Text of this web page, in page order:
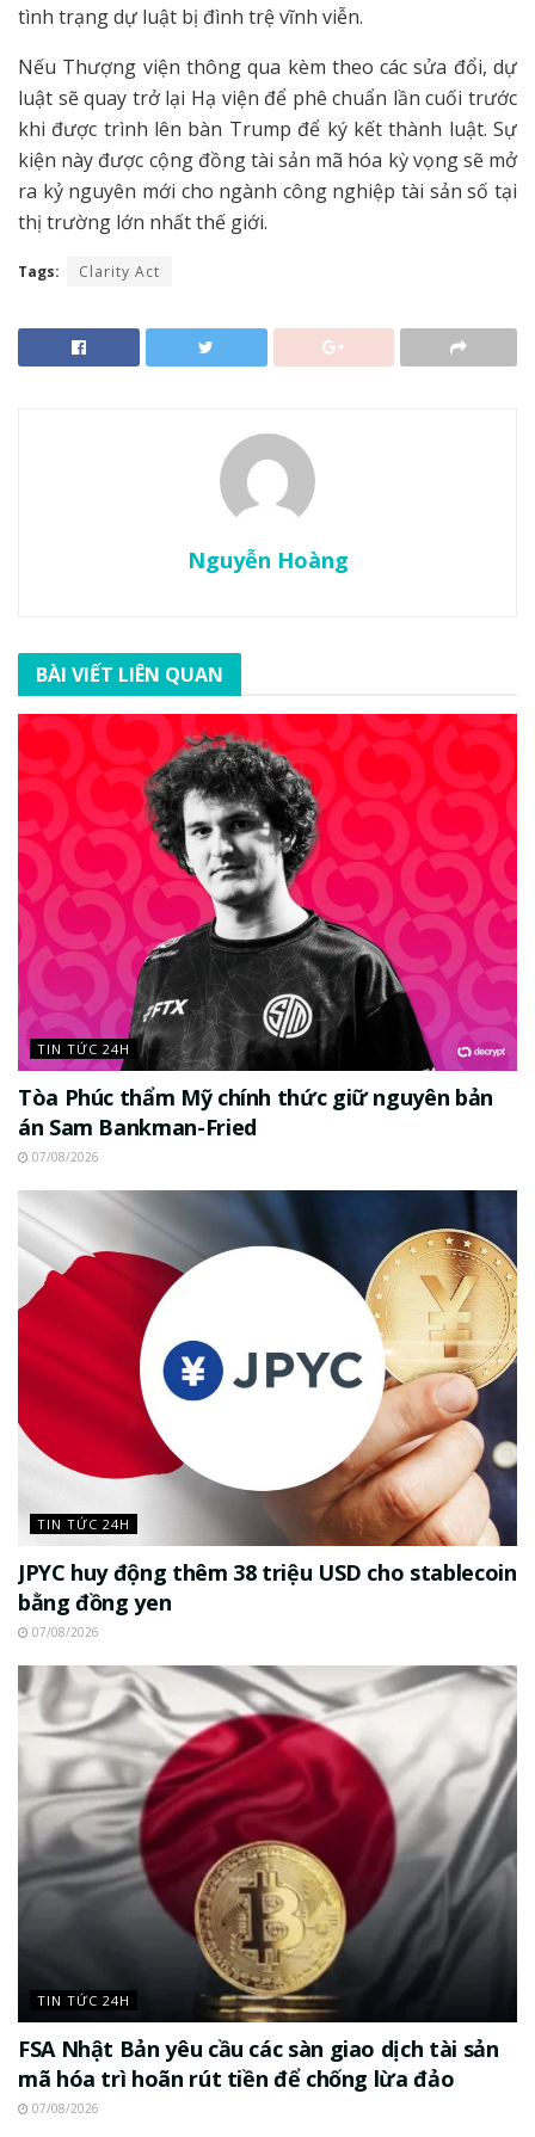
tình trạng dự luật bị đình trệ vĩnh viễn.
Nếu Thượng viện thông qua kèm theo các sửa đổi, dự
luật sẽ quay trở lại Hạ viện để phê chuẩn lần cuối trước
khi được trình lên bàn Trump để ký kết thành luật. Sự
kiện này được cộng đồng tài sản mã hóa kỳ vọng sẽ mở
ra kỷ nguyên mới cho ngành công nghiệp tài sản số tại
thị trường lớn nhất thế giới.
Tags: Clarity Act
Nguyễn Hoàng
BÀI VIẾT LIÊN QUAN
TIN TỨC 24H
Tòa Phúc thẩm Mỹ chính thức giữ nguyên bản
án Sam Bankman-Fried
07/08/2026
TIN TỨC 24H
JPYC huy động thêm 38 triệu USD cho stablecoin
bằng đồng yen
07/08/2026
TIN TỨC 24H
FSA Nhật Bản yêu cầu các sàn giao dịch tài sản
mã hóa trì hoãn rút tiền để chống lừa đảo
07/08/2026